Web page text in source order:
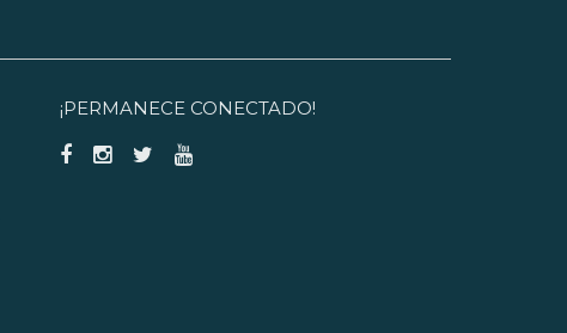
¡PERMANECE CONECTADO!